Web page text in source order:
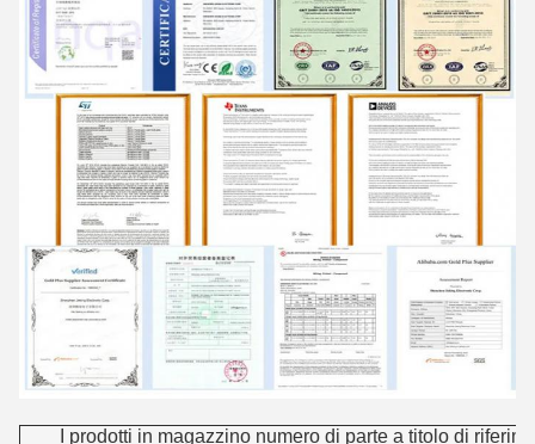
I prodotti in magazzino numero di parte a titolo di